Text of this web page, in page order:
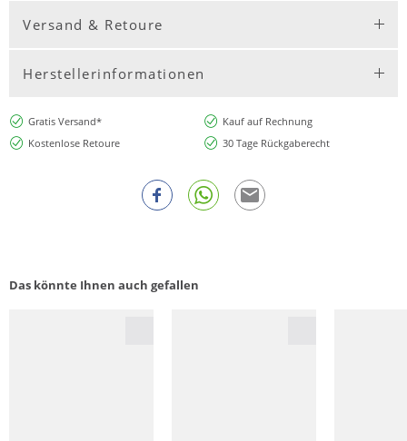
Versand & Retoure
Herstellerinformationen
Gratis Versand*
Kauf auf Rechnung
Kostenlose Retoure
30 Tage Rückgaberecht
Das könnte Ihnen auch gefallen